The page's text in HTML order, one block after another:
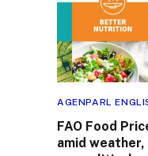
AGENPARL
FAO Food
amid weather,